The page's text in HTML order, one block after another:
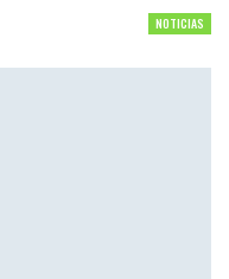
NOTICIAS